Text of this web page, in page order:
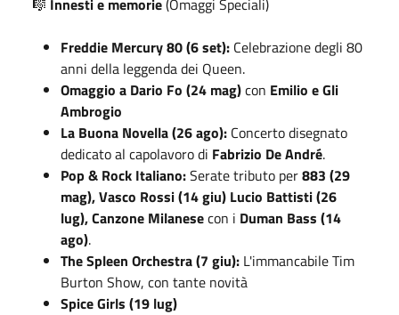
Freddie Mercury 80 (6 set): Celebrazione degli 80
anni della leggenda dei Queen.
Omaggio a Dario Fo (24 mag)con Emilio e Gli
Ambrogio
La Buona Novella (26 ago): Concerto disegnato
dedicato al capolavoro di Fabrizio De André.
Pop & Rock Italiano:Serate tributo per883 (29
mag), Vasco Rossi (14 giu) Lucio Battisti (26
lug), Canzone Milanesecon i Duman Bass (14
ago).
The Spleen Orchestra (7 giu): L'immancabile Tim
Burton Show, con tante novità
Spice Girls (19 lug)